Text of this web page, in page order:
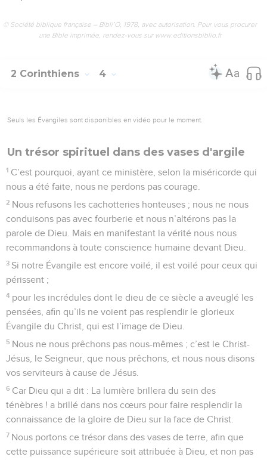
© Société biblique française – Bibli’O, 1978, avec autorisation. Pour vous procurer
une Bible imprimée, rendez-vous sur www.editionsbiblio.fr
2 Corinthiens 4
Seuls les Évangiles sont disponibles en vidéo pour le moment.
Un trésor spirituel dans des vases d'argile
1 C’est pourquoi, ayant ce ministère, selon la miséricorde qui
nous a été faite, nous ne perdons pas courage.
2 Nous refusons les cachotteries honteuses ; nous ne nous
conduisons pas avec fourberie et nous n’altérons pas la
parole de Dieu. Mais en manifestant la vérité nous nous
recommandons à toute conscience humaine devant Dieu.
3 Si notre Évangile est encore voilé, il est voilé pour ceux qui
périssent ;
4 pour les incrédules dont le dieu de ce siècle a aveuglé les
pensées, afin qu’ils ne voient pas resplendir le glorieux
Évangile du Christ, qui est l’image de Dieu.
5 Nous ne nous prêchons pas nous-mêmes ; c’est le Christ-
Jésus, le Seigneur, que nous prêchons, et nous nous disons
vos serviteurs à cause de Jésus.
6 Car Dieu qui a dit : La lumière brillera du sein des
ténèbres ! a brillé dans nos cœurs pour faire resplendir la
connaissance de la gloire de Dieu sur la face de Christ.
7 Nous portons ce trésor dans des vases de terre, afin que
cette puissance supérieure soit attribuée à Dieu, et non pas